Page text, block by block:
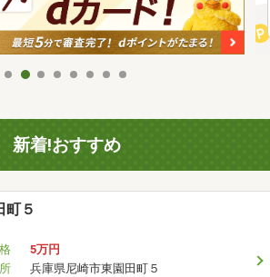
新着!おすすめ
町５
5万円
兵庫県尼崎市東園田町５